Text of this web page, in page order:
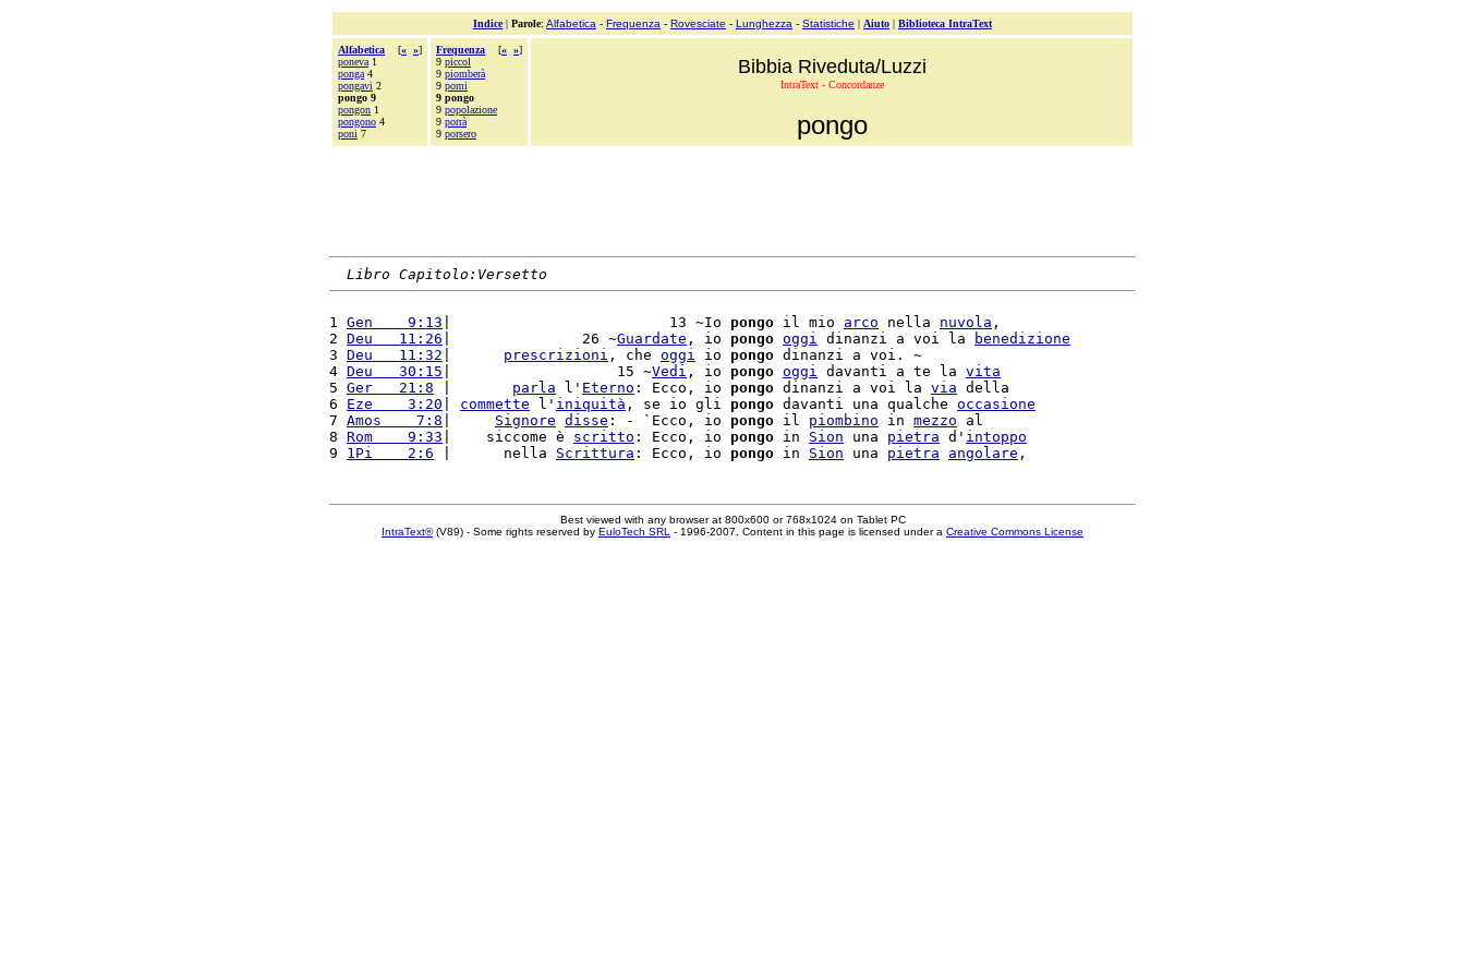
Indice| Parole: Alfabetica - Frequenza - Rovesciate - Lunghezza - Statistiche | Aiuto | Biblioteca IntraText
Alfabetica [« »]
poneva 1
ponga 4
pongavi 2
pongo 9
pongon 1
pongono 4
poni 7
Frequenza [« »]
9 piccol
9 piomberà
9 pomi
9 pongo
9 popolazione
9 porrà
9 porsero
Bibbia Riveduta/Luzzi
IntraText - Concordanze
pongo
Libro Capitolo:Versetto
1 Gen    9:13 |                         13 ~Io pongo il mio arco nella nuvola ,
2 Deu   11:26 |               26 ~Guardate , io pongo oggi dinanzi a voi la
benedizione
3 Deu   11:32 prescrizioni , che oggi io pongo dinanzi a voi. ~
4 Deu   30:15 |                   15 ~Vedi , io pongo oggi davanti a te la vita
5 Ger   21:8 parla l' Eterno : Ecco, io pongo dinanzi a voi la via della
6 Eze    3:20 commette l' iniquità , se io gli pongo davanti una qualche occasione
7 Amos    7:8 Signore disse : - `Ecco, io pongo il piombino in mezzo al
8 Rom    9:33 |    siccome è scritto : Ecco, io pongo in Sion una pietra d' intoppo
9 1Pi    2:6 |      nella Scrittura : Ecco, io pongo in Sion una pietra angolare
Best viewed with any browser at 800x600 or 768x1024 on Tablet PC
IntraText®(V89) - Some rights reserved by EuloTech SRL - 1996-2007. Content in this page is licensed under a Creative Commons License